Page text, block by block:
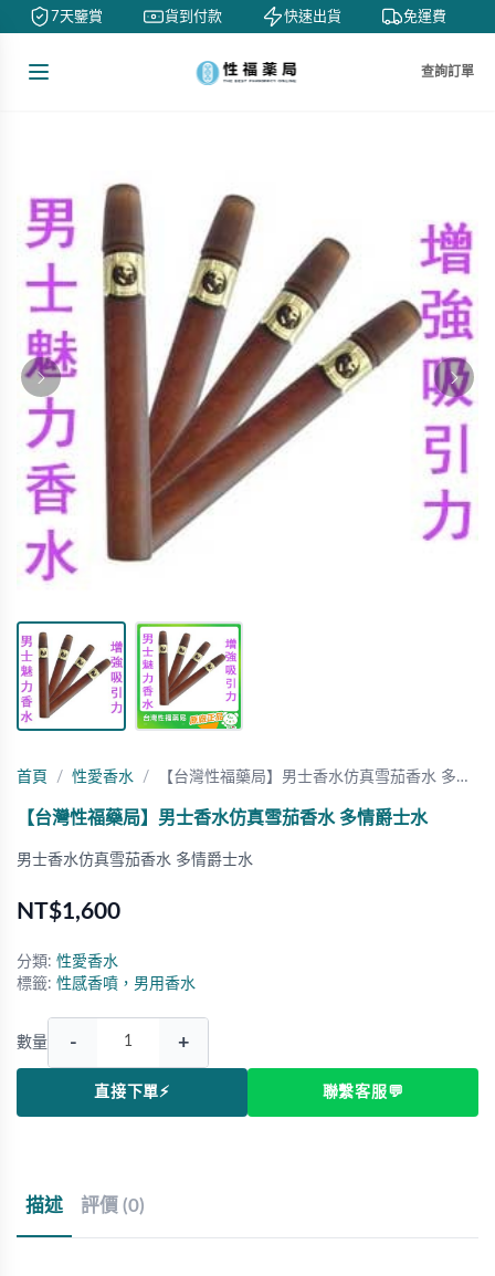
7天鑒賞 貨到付款 快速出貨 免運費
查詢訂單
首頁 性愛香水 【台灣性福藥局】男士香水仿真雪茄香水 多…
【台灣性福藥局】男士香水仿真雪茄香水 多情爵士水
男士香水仿真雪茄香水 多情爵士水
NT$1,600
分類: 性愛香水
標籤: 性感香噴，男用香水
數量 - +
直接下單⚡ 聯繫客服💬
描述 評價 (0)